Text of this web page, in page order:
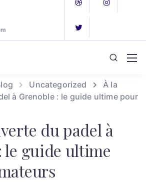
Uncategorized
À la
à Grenoble : le guide ultime pour
du padel à
le guide ultime